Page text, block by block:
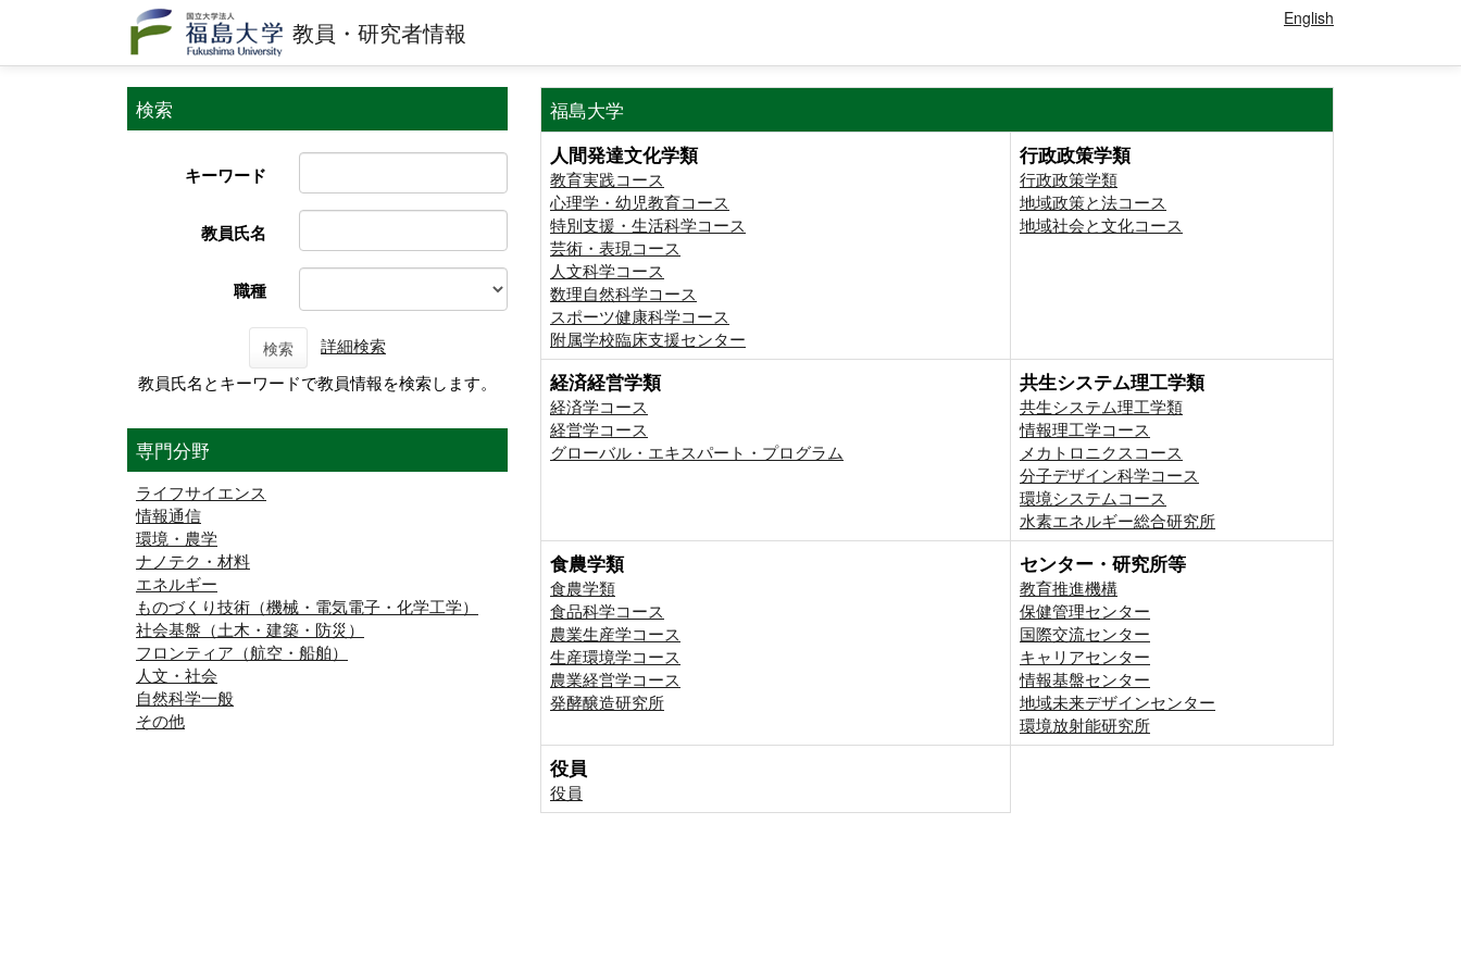
教員・研究者情報 English
検索
キーワード
教員氏名
職種
検索
詳細検索
教員氏名とキーワードで教員情報を検索します。
専門分野
ライフサイエンス
情報通信
環境・農学
ナノテク・材料
エネルギー
ものづくり技術（機械・電気電子・化学工学）
社会基盤（土木・建築・防災）
フロンティア（航空・船舶）
人文・社会
自然科学一般
その他
福島大学
人間発達文化学類
教育実践コース
心理学・幼児教育コース
特別支援・生活科学コース
芸術・表現コース
人文科学コース
数理自然科学コース
スポーツ健康科学コース
附属学校臨床支援センター
行政政策学類
行政政策学類
地域政策と法コース
地域社会と文化コース
経済経営学類
経済学コース
経営学コース
グローバル・エキスパート・プログラム
共生システム理工学類
共生システム理工学類
情報理工学コース
メカトロニクスコース
分子デザイン科学コース
環境システムコース
⽔素エネルギー総合研究所
食農学類
食農学類
食品科学コース
農業生産学コース
生産環境学コース
農業経営学コース
発酵醸造研究所
センター・研究所等
教育推進機構
保健管理センター
国際交流センター
キャリアセンター
情報基盤センター
地域未来デザインセンター
環境放射能研究所
役員
役員